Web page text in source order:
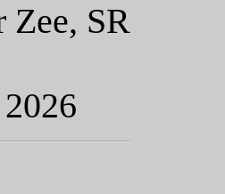
Zee, SR